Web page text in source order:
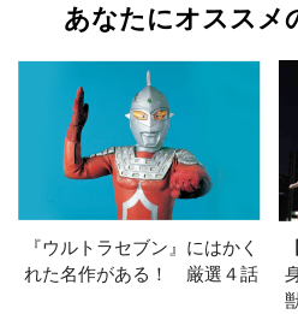
あなたにオススメ
『ウルトラセブン』にはかく
れた名作がある！ 厳選４話